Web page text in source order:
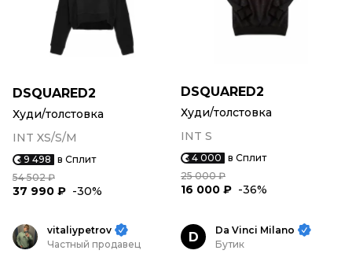
DSQUARED2
Худи/толстовка
INT XS/S/M
9 498 в Сплит
54 502 ₽
37 990 ₽ -30%
DSQUARED2
Худи/толстовка
INT S
4 000 в Сплит
25 000 ₽
16 000 ₽ -36%
vitaliypetrov
Частный продавец
D
Da Vinci Milano
Бутик